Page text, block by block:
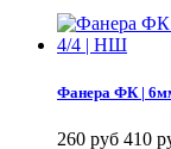
Фанера ФК |
260 руб 410